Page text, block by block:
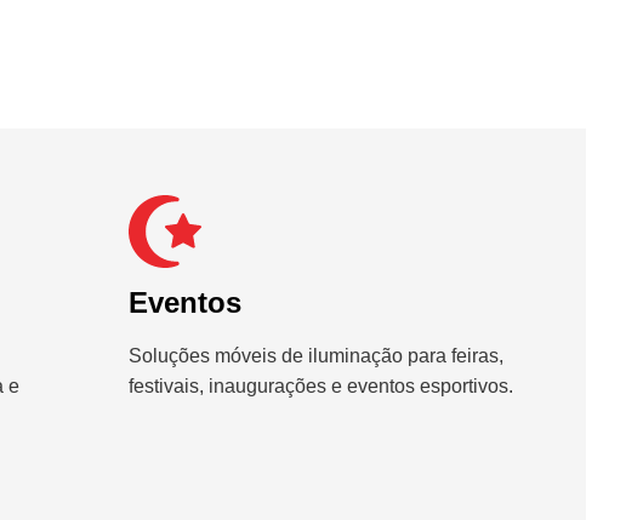
e
Eventos
Soluções móveis de iluminação para feiras,
festivais, inaugurações e eventos esportivos.